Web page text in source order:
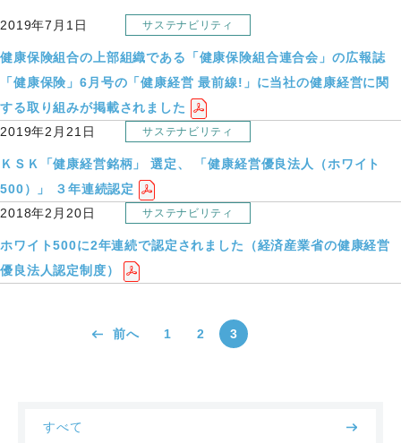
2019年7月1日 サステナビリティ
健康保険組合の上部組織である「健康保険組合連合会」の広報誌
「健康保険」6月号の「健康経営 最前線!」に当社の健康経営に関
する取り組みが掲載されました
2019年2月21日
サステナビリティ
ＫＳＫ「健康経営銘柄」 選定、 「健康経営優良法人（ホワイト
500）」 ３年連続認定
2018年2月20日
サステナビリティ
ホワイト500に2年連続で認定されました（経済産業省の健康経営
優良法人認定制度）
前へ 1 2 3
すべて